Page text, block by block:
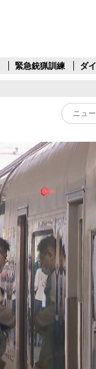
緊急銃猟訓練 ダ